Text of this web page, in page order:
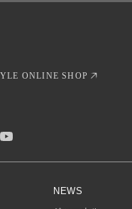
ONLINE SHOP
NEWS